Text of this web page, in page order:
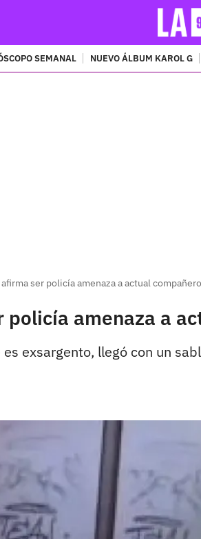
SEMANAL NUEVO ÁLBUM KAROL G
ser policía amenaza a actual
policía amenaza a
exsargento, llegó con un